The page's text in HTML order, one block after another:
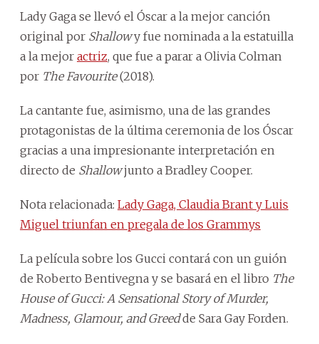
Lady Gaga se llevó el Óscar a la mejor canción
original por Shallowy fue nominada a la estatuilla
a la mejor actriz, que fue a parar a Olivia Colman
por The Favourite(2018).
La cantante fue, asimismo, una de las grandes
protagonistas de la última ceremonia de los Óscar
gracias a una impresionante interpretación en
directo de Shallowjunto a Bradley Cooper.
Nota relacionada: Lady Gaga, Claudia Brant y Luis
Miguel triunfan en pregala de los Grammys
La película sobre los Gucci contará con un guión
de Roberto Bentivegna y se basará en el libro The
House of Gucci: A Sensational Story of Murder,
Madness, Glamour, and Greedde Sara Gay Forden.